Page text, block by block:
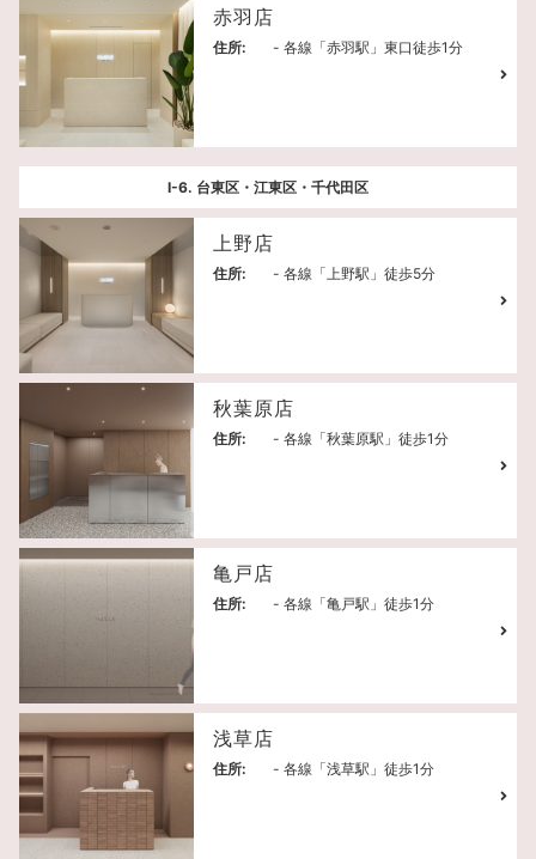
赤羽店
住所: - 各線「赤羽駅」東口徒歩1分
Ⅰ-6. 台東区・江東区・千代田区
上野店
住所: - 各線「上野駅」徒歩5分
秋葉原店
住所: - 各線「秋葉原駅」徒歩1分
亀戸店
住所: - 各線「亀戸駅」徒歩1分
浅草店
住所: - 各線「浅草駅」徒歩1分